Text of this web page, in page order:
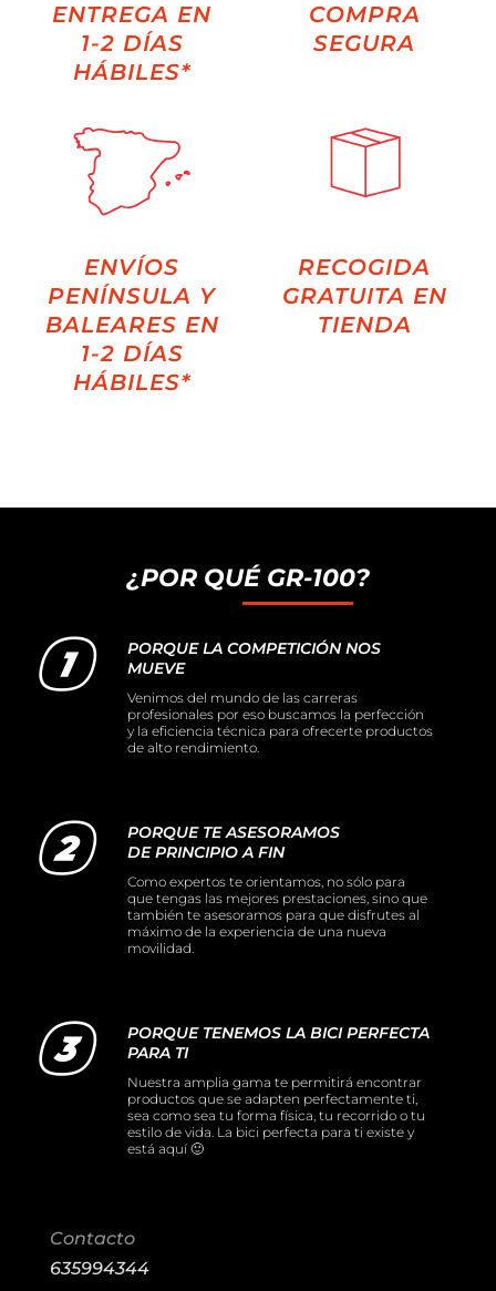
ENTREGA EN
1-2 DÍAS
HÁBILES*
COMPRA
SEGURA
ENVÍOS
PENÍNSULA Y
BALEARES EN
1-2 DÍAS
HÁBILES*
RECOGIDA
GRATUITA EN
TIENDA
¿POR QUÉ GR-100?
PORQUE LA COMPETICIÓN NOS
MUEVE
Venimos del mundo de las carreras
profesionales por eso buscamos la perfección
y la eficiencia técnica para ofrecerte productos
de alto rendimiento.
PORQUE TE ASESORAMOS
DE PRINCIPIO A FIN
Como expertos te orientamos, no sólo para
que tengas las mejores prestaciones, sino que
también te asesoramos para que disfrutes al
máximo de la experiencia de una nueva
movilidad.
PORQUE TENEMOS LA BICI PERFECTA
PARA TI
Nuestra amplia gama te permitirá encontrar
productos que se adapten perfectamente ti,
sea como sea tu forma física, tu recorrido o tu
estilo de vida. La bici perfecta para ti existe y
está aquí 🙂
Contacto
635994344